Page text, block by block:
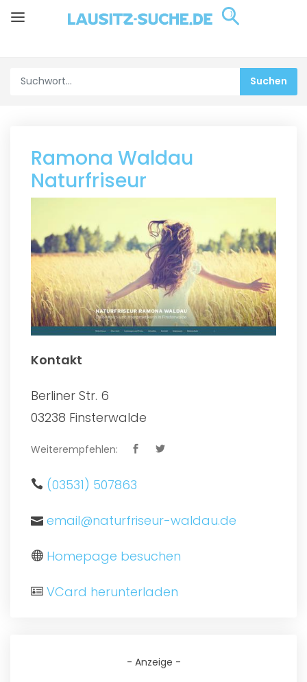
Ramona Waldau
Naturfriseur
Kontakt
Berliner Str. 6
03238 Finsterwalde
Weiterempfehlen:
(03531) 507863
email@naturfriseur-waldau.de
Homepage besuchen
VCard herunterladen
- Anzeige -